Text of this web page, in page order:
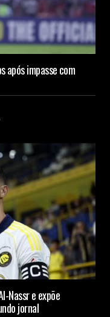
após impasse com
Nassr e expõe
jornal